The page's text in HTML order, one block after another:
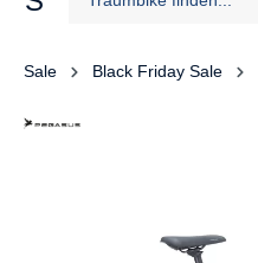
Sale Black Friday Sale